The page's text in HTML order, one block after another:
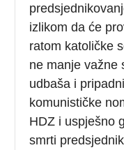
izlikom da će
ratom katoličke
ne manje važne
udbaša i
komunističke
HDZ i uspješno
smrti